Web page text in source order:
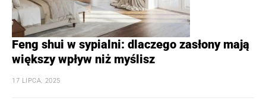
Feng shui w sypialni: dlaczego zasłony mają
większy wpływ niż myślisz
17 LIPCA, 2025